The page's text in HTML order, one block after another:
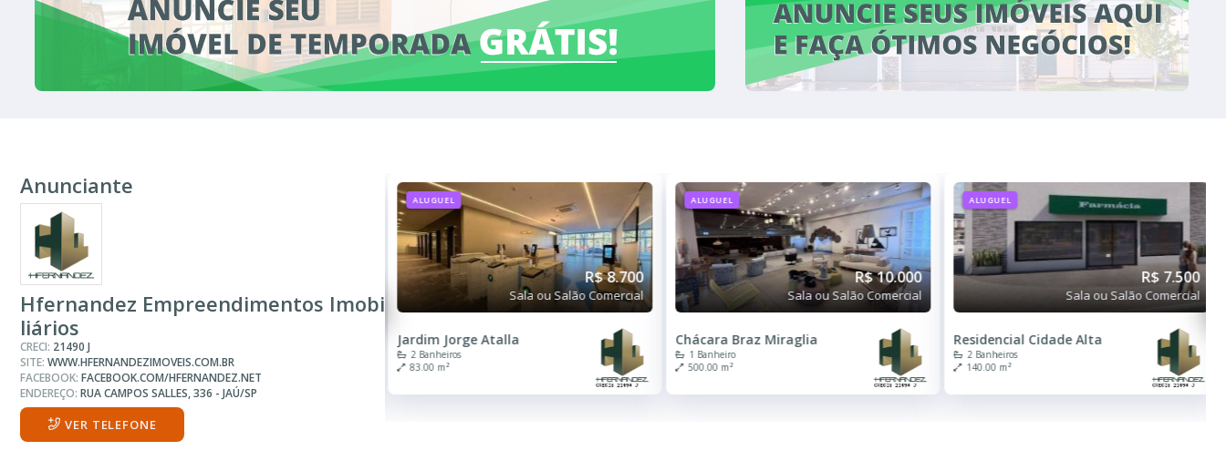
Anunciante
Hfernandez Empreendimentos Imobi
liários
CRECI: 21490 J
SITE: WWW.HFERNANDEZIMOVEIS.COM.BR
FACEBOOK: FACEBOOK.COM/HFERNANDEZ.NET
ENDEREÇO: RUA CAMPOS SALLES, 336 - JAÚ/SP
VER TELEFONE
Sala ou Salão Comercial
220.00 m²
ALUGUEL
R$ 8.700
Sala ou Salão Comercial
Jardim Jorge Atalla
2 Banheiros
83.00 m²
ALUGUEL
R$ 10.000
Sala ou Salão Comercial
Chácara Braz Miraglia
1 Banheiro
500.00 m²
ALUGUEL
R$ 7.500
Sala ou Salão Comercial
Residencial Cidade Alta
2 Banheiros
140.00 m²